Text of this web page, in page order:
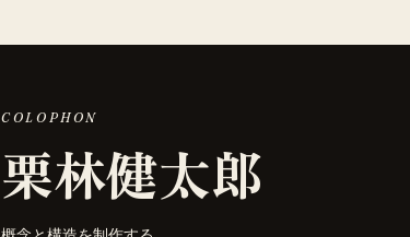
COLOPHON
栗林健太郎